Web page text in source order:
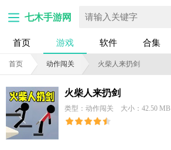
七木手游网
首页 游戏 软件 合集
首页 动作闯关 火柴人来扔剑
火柴人来扔剑
类型：动作闯关 大小：42.50 MB